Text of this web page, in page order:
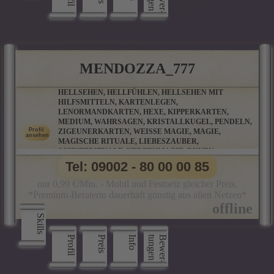
MENDOZZA_777
HELLSEHEN, HELLFÜHLEN, HELLSEHEN MIT
HILFSMITTELN, KARTENLEGEN,
LENORMANDKARTEN, HEXE, KIPPERKARTEN,
MEDIUM, WAHRSAGEN, KRISTALLKUGEL, PENDELN,
ZIGEUNERKARTEN, WEISSE MAGIE, MAGIE, M
AGISCHE RITUALE, LIEBESZAUBER, S
CHUTZRITUALE, KERZENMAGIE, RUNEN, P
ARTNERBERATUNG, ORAKELKARTEN, SALAMIN-O
RAKEL, BAUMPERLENORAKEL UND VIELE WEITERE O
RAKELKARTEN
Skills
Profil
Preis Info B
e
w
e
r
­
t
u
n
g
e
n
Tel: 09002 - 80 00 00 85